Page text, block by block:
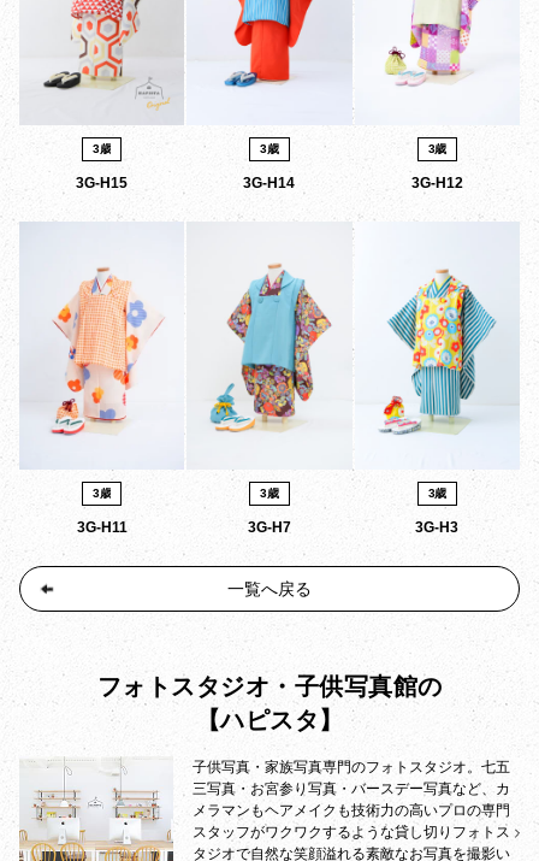
3歳
3G-H15
3歳
3G-H14
3歳
3G-H12
3歳
3G-H11
3歳
3G-H7
3歳
3G-H3
一覧へ戻る
フォトスタジオ・子供写真館の
【ハピスタ】
子供写真・家族写真専門のフォトスタジオ。七五
三写真・お宮参り写真・バースデー写真など、カ
メラマンもヘアメイクも技術力の高いプロの専門
スタッフがワクワクするような貸し切りフォトス
タジオで自然な笑顔溢れる素敵なお写真を撮影い